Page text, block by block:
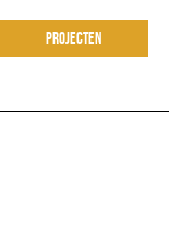
Projecten